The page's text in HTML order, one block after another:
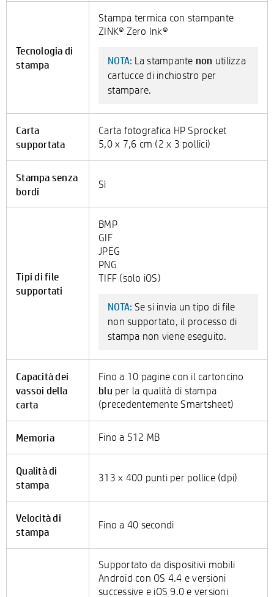
Tecnologia di
stampa
Stampa termica con stampante
ZINK® Zero Ink®
NOTA: La stampante non utilizza
cartucce di inchiostro per
stampare.
Carta
supportata
Carta fotografica HP Sprocket
5,0 x 7,6 cm (2 x 3 pollici)
Stampa senza
bordi
Sì
Tipi di file
supportati
BMP
GIF
JPEG
PNG
TIFF (solo iOS)
NOTA: Se si invia un tipo di file
non supportato, il processo di
stampa non viene eseguito.
Capacità dei
vassoi della
carta
Fino a 10 pagine con il cartoncino
blu per la qualità di stampa
(precedentemente Smartsheet)
Memoria Fino a 512 MB
Qualità di
stampa
313 x 400 punti per pollice (dpi)
Velocità di
stampa
Fino a 40 secondi
Supportato da dispositivi mobili
Android con OS 4.4 e versioni
successive e iOS 9.0 e versioni